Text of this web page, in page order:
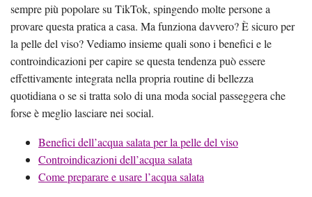
sempre più popolare su TikTok, spingendo molte persone a
provare questa pratica a casa. Ma funziona davvero? È sicuro per
la pelle del viso? Vediamo insieme quali sono i benefici e le
controindicazioni per capire se questa tendenza può essere
effettivamente integrata nella propria routine di bellezza
quotidiana o se si tratta solo di una moda social passeggera che
forse è meglio lasciare nei social.
Benefici dell’acqua salata per la pelle del viso
Controindicazioni dell’acqua salata
Come preparare e usare l’acqua salata